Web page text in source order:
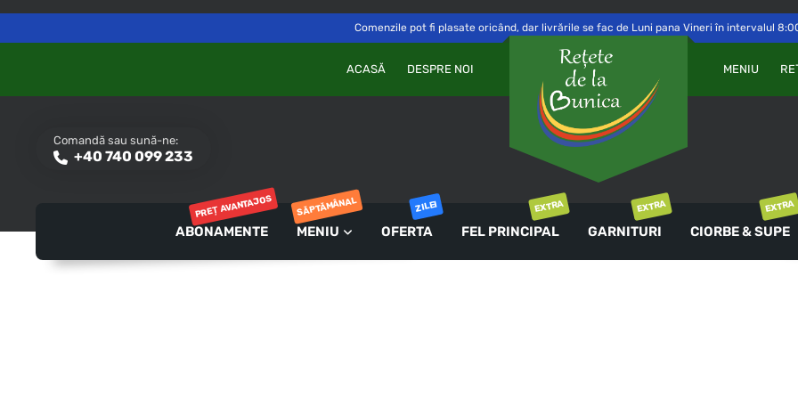
Delivery toSăvinești, NT Switch
Comenzile pot fi plasate oricând, dar livrările se fac de Luni pana Vineri în intervalul
MENIU
ACASĂ DESPRE NOI
Comandă sau sună-ne:
+40 740 099 233
PAROLĂ
AUTENTIFICARE
Ai uitat parola?
ABONAMENTE
PREȚ AVANTAJOS
MENIU
SĂPTĂMÂNAL
OFERTA
ZILEI
FEL PRINCIPAL
EXTRA
GARNITURI
EXTRA
CIORBE & SUPE
EXTRA